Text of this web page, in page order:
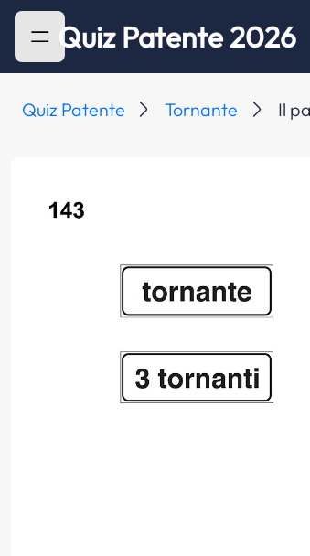
Quiz Patente 2026
Quiz Patente Tornante Il